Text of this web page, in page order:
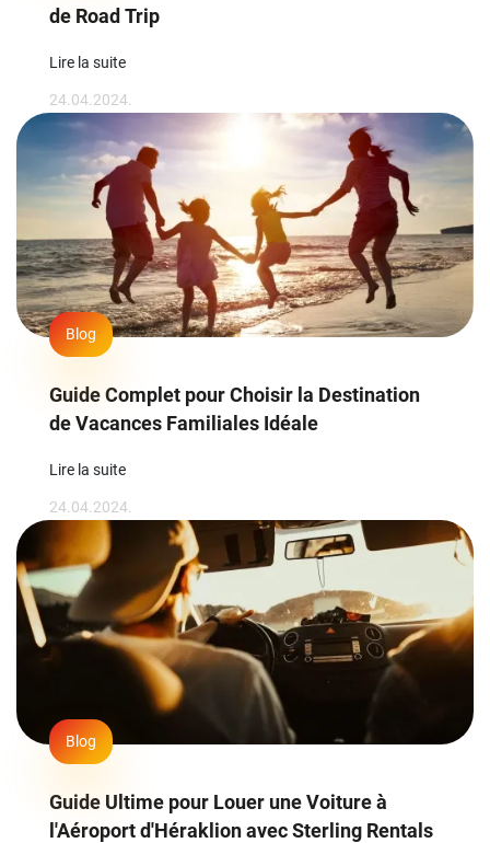
de Road Trip
Lire la suite
24.04.2024.
Blog
Guide Complet pour Choisir la Destination
de Vacances Familiales Idéale
Lire la suite
24.04.2024.
Blog
Guide Ultime pour Louer une Voiture à
l'Aéroport d'Héraklion avec Sterling Rentals